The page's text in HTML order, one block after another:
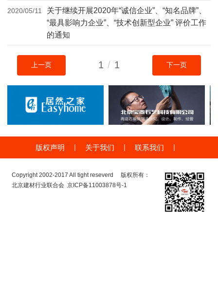
2020/05/11
关于继续开展2020年“诚信企业”、“知名品牌”、
“最具影响力企业”、“技术创新型企业” 评价工作
的通知
上一页 1 / 1 下一页
版权声明 | 关于我们 | 联系我们 |
Copyright 2002-2017 All tight reseverd 版权所有：
北京建材行业联合会 京ICP备11003878号-1